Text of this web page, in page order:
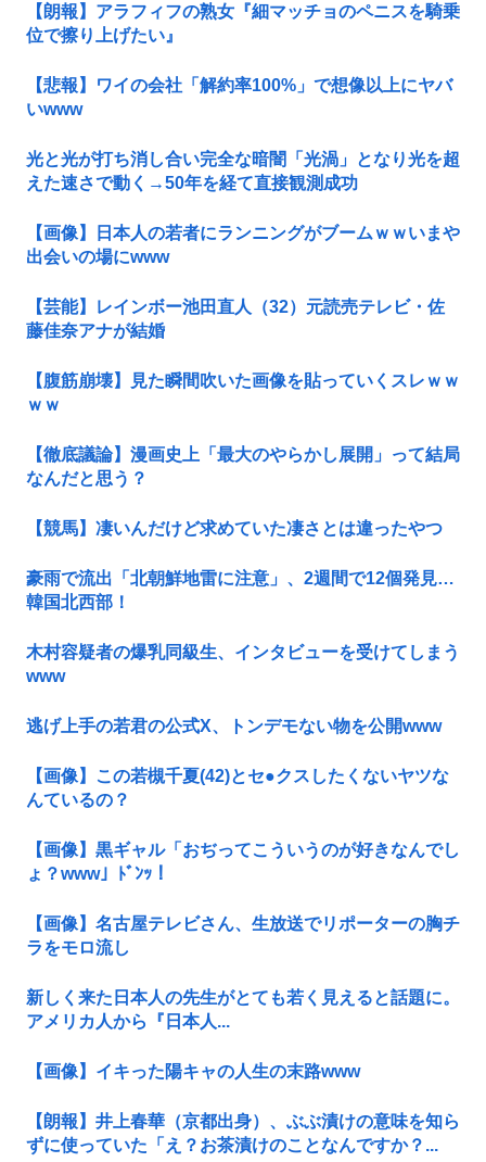
【朗報】アラフィフの熟女『細マッチョのペニスを騎乗
位で擦り上げたい』
【悲報】ワイの会社「解約率100%」で想像以上にヤバ
いwww
光と光が打ち消し合い完全な暗闇「光渦」となり光を超
えた速さで動く→50年を経て直接観測成功
【画像】日本人の若者にランニングがブームｗｗいまや
出会いの場にwww
【芸能】レインボー池田直人（32）元読売テレビ・佐
藤佳奈アナが結婚
【腹筋崩壊】見た瞬間吹いた画像を貼っていくスレｗｗ
ｗｗ
【徹底議論】漫画史上「最大のやらかし展開」って結局
なんだと思う？
【競馬】凄いんだけど求めていた凄さとは違ったやつ
豪雨で流出「北朝鮮地雷に注意」、2週間で12個発見…
韓国北西部！
木村容疑者の爆乳同級生、インタビューを受けてしまう
www
逃げ上手の若君の公式X、トンデモない物を公開www
【画像】この若槻千夏(42)とセ●クスしたくないヤツな
んているの？
【画像】黒ギャル「おぢってこういうのが好きなんでし
ょ？www」ﾄﾞﾝｯ！
【画像】名古屋テレビさん、生放送でリポーターの胸チ
ラをモロ流し
新しく来た日本人の先生がとても若く見えると話題に。
アメリカ人から『日本人...
【画像】イキった陽キャの人生の末路www
【朗報】井上春華（京都出身）、ぶぶ漬けの意味を知ら
ずに使っていた「え？お茶漬けのことなんですか？...